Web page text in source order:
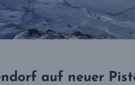
auf neuer